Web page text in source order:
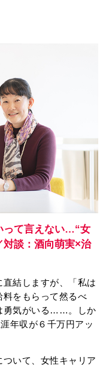
って言えない…“女
対談：酒向萌実×治
結しますが、「私は
をもらって然るべ
勇気がいる……。しか
年収が６千万円アッ
ついて、女性キャリア